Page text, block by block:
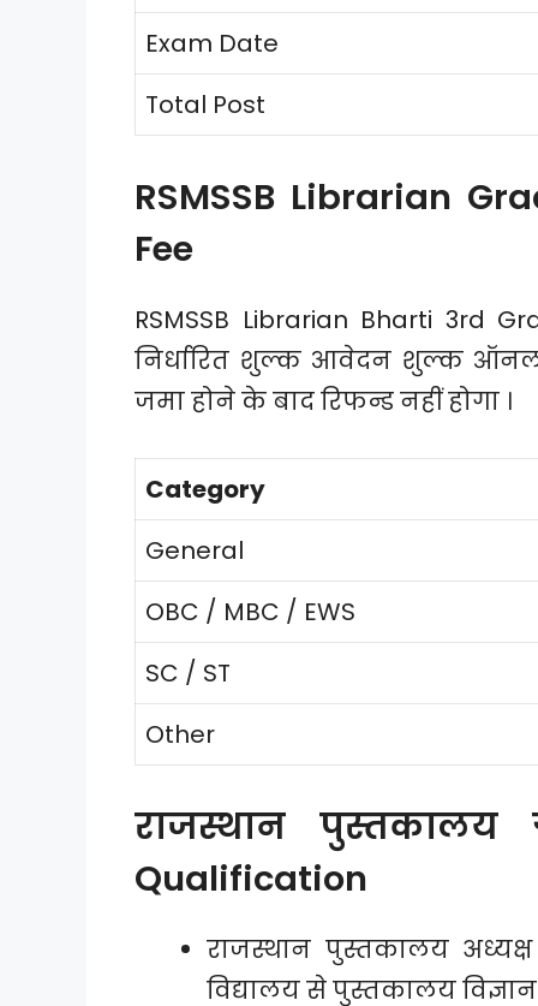
Exam Date
Total Post
RSMSSB Librarian
Fee
RSMSSB Librarian Bharti 3rd
निर्धारित शुल्क आवेदन शुल्क
जमा होने के बाद रिफन्ड नहीं होगा ।
Category
General
OBC / MBC / EWS
SC / ST
Other
राजस्थान पुस्तकालय
Qualification
राजस्थान पुस्तकालय अध्यक्ष
विद्यालय से पुस्तकालय